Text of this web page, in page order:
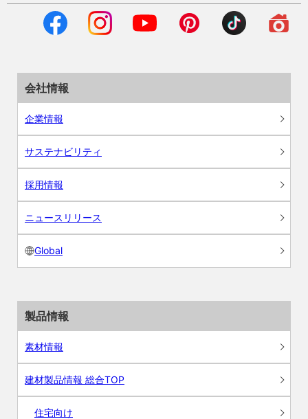
会社情報
企業情報
サステナビリティ
採用情報
ニュースリリース
Global
製品情報
素材情報
建材製品情報 総合TOP
住宅向け